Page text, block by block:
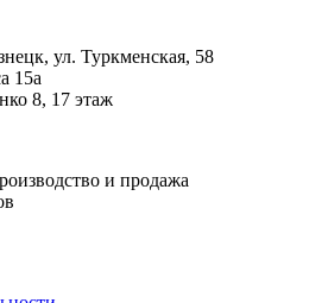
ул. Туркменская, 58
15а
8, 17 этаж
и продажа